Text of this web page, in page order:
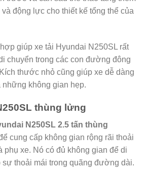
động lực cho thiết kế tổng thể của
giúp xe tải Hyundai N250SL rất
chuyển trong các con đường đông
thước nhỏ cũng giúp xe dễ dàng
những không gian hẹp.
thùng lửng
N250SL 2.5 tấn thùng
cung cấp không gian rộng rãi thoải
phụ xe. Nó có đủ không gian để di
sự thoải mái trong quãng đường dài.